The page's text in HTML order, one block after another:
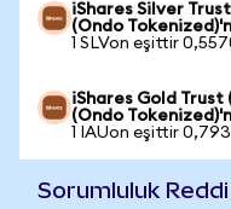
iShares Silver
(Ondo
1 SLVon eşittir
iShares Gold Trust
(Ondo
1 IAUon eşittir
Sorumluluk Reddi